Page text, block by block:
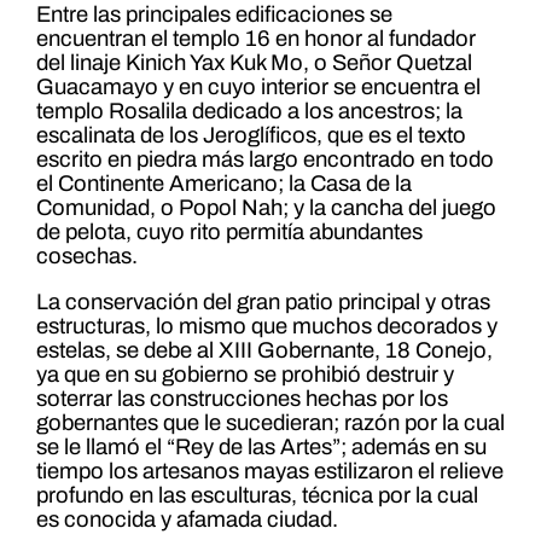
Entre las principales edificaciones se
encuentran el templo 16 en honor al fundador
del linaje Kinich Yax Kuk Mo, o Señor Quetzal
Guacamayo y en cuyo interior se encuentra el
templo Rosalila dedicado a los ancestros; la
escalinata de los Jeroglíficos, que es el texto
escrito en piedra más largo encontrado en todo
el Continente Americano; la Casa de la
Comunidad, o Popol Nah; y la cancha del juego
de pelota, cuyo rito permitía abundantes
cosechas.
La conservación del gran patio principal y otras
estructuras, lo mismo que muchos decorados y
estelas, se debe al XIII Gobernante, 18 Conejo,
ya que en su gobierno se prohibió destruir y
soterrar las construcciones hechas por los
gobernantes que le sucedieran; razón por la cual
se le llamó el “Rey de las Artes”; además en su
tiempo los artesanos mayas estilizaron el relieve
profundo en las esculturas, técnica por la cual
es conocida y afamada ciudad.